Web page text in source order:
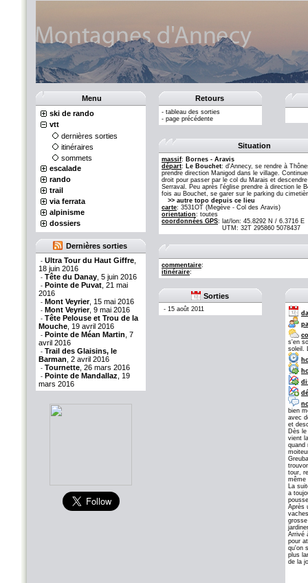
Menu
ski de rando
vtt
dernières sorties
itinéraires
sommets
escalade
rando
trail
via ferrata
alpinisme
dossiers
Dernières sorties
- Ultra Tour du Haut Giffre
18 juin 2016
- Tête du Danay , 5 juin 2016
- Pointe de Puvat , 21 mai
2016
- Mont Veyrier, 15 mai 2016
- Mont Veyrier, 9 mai 2016
- Tête Pelouse et Trou de la
Mouche , 19 avril 2016
- Pointe de Méan Martin , 7
avril 2016
- Trail des Glaisins, le
Barman , 2 avril 2016
- Tournette , 26 mars 2016
- Pointe de Mandallaz , 19
mars 2016
Retours
- tableau des sorties
- page précédente
Situation
massif: Bornes - Aravis
départ: Le Bouchet: d'Annecy, se rendre à
prendre direction Manigod dans le village.
droit pour passer par le col du Marais et
Serraval. Peu après l'église prendre à direction le
fois au Bouchet, se garer sur le parking du
>> autre topo depuis ce lieu
carte: 3531OT (Megève - Col des Aravis)
orientation: toutes
coordonnées GPS: lat/lon: 45.8292 N / 6.3716 E
UTM: 32T 295860 5078437
commentaire:
itinéraire:
Sorties
- 15 août 2011
s'en
soleil.
bien
avec
et
Dès
vient
quand
tour,
même
La
a
Après
Arrivé
pour
qu'on
plus
de la